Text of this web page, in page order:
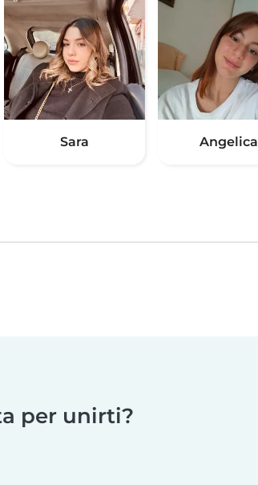
Sara Angelica
per unirti?